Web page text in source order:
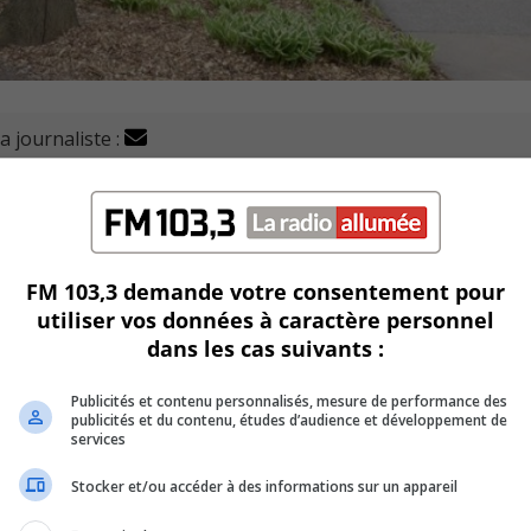
journaliste :
de projets pour les terrains situés aux 91 et 93,
une initiative à vocation sociale ou
du 91, qui pourra être rénové, transformé ou agrandi,
octobre, à midi.
l’été 2026, à la suite d’une séance d’information.
FM 103,3 demande votre consentement pour
utiliser vos données à caractère personnel
dans les cas suivants :
Publicités et contenu personnalisés, mesure de performance des
publicités et du contenu, études d’audience et développement de
services
Stocker et/ou accéder à des informations sur un appareil